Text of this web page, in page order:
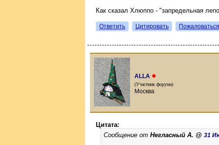
Как сказал Хлюппо - "запредельная
Ответить Цитировать Пожаловаться
ALLA ●
(Участник форума)
Москва
Цитата:
Сообщение от Негласный А. @ 31